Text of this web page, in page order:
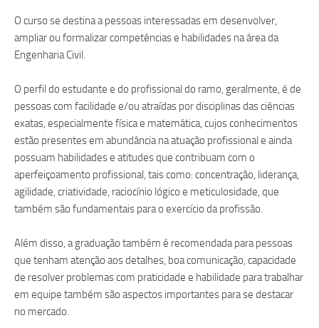
O curso se destina a pessoas interessadas em desenvolver,
ampliar ou formalizar competências e habilidades na área da
Engenharia Civil.
O perfil do estudante e do profissional do ramo, geralmente, é de
pessoas com facilidade e/ou atraídas por disciplinas das ciências
exatas, especialmente física e matemática, cujos conhecimentos
estão presentes em abundância na atuação profissional e ainda
possuam habilidades e atitudes que contribuam com o
aperfeiçoamento profissional, tais como: concentração, liderança,
agilidade, criatividade, raciocínio lógico e meticulosidade, que
também são fundamentais para o exercício da profissão.
Além disso, a graduação também é recomendada para pessoas
que tenham atenção aos detalhes, boa comunicação, capacidade
de resolver problemas com praticidade e habilidade para trabalhar
em equipe também são aspectos importantes para se destacar
no mercado.